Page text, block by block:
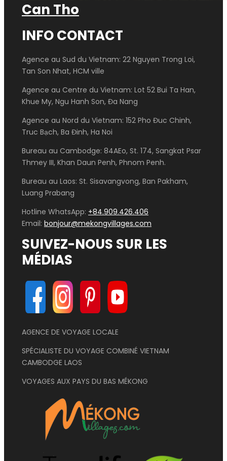
Can Tho
INFO CONTACT
Agence au Sud du Vietnam: 22 Nguyen Trong Loi,
Tan Son Nhat, HCM ville
Agence au Centre du Vietnam: Lot 52 Bui Ta Han,
Khue My, Ngu Hanh Son, Đa Nang
Agence au Nord du Vietnam: 152 Pho Đuc Chinh,
Truc Bạch, Ba Đinh, Ha Noi
Bureau au Cambodge: 84AEo, St. 174, Sangkat Psar
Thmey III, Khan Daun Penh, Phnom Penh.
Bureau au Laos: St. Sisavangvong, Ban Pakham,
Luang Prabang
Hotline WhatsApp: +84.909.426.406
Email: bonjour@mekongvillages.com
SUIVEZ-NOUS SUR LES
MÉDIAS
AGENCE DE VOYAGE LOCALE
SPÉCIALISTE DU VOYAGE COMBINÉ VIETNAM
CAMBODGE LAOS
VOYAGES AUX PAYS DU BAS MÉKONG